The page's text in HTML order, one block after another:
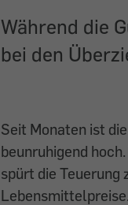
Während die
bei den
Seit Monaten ist
beunruhigend
spürt die Teuerung